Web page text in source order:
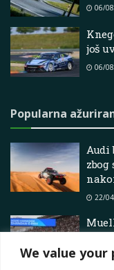
We value your
06/
još
06/
Popularna
Audi
22/
u